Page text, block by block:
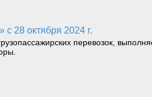
28 октября 2024 г.
перевозок,